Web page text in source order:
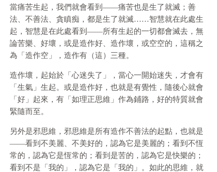
當痛苦生起，我們就會看到——痛苦也是生了就滅；善
法、不善法、貪瞋痴，都是生了就滅……智慧就在此處生
起，智慧是在此處看到——所有生起的一切都會滅去，無
論苦樂、好壞，或是造作好、造作壞，或空空的，這稱之
為「造作空」，造作有（這）三種。
造作壞，起始於「心迷失了」，當心一開始迷失，才會有
「生氣」生起。或是造作好，也就是有覺性，隨後心就會
「好」起來，有「如理正思維」作為鋪路，好的特質就會
緊隨而至。
另外是邪思維，邪思維是所有造作不善法的起點，也就是
——看到不美麗、不美好的，認為它是美麗的；看到不恆
常的，認為它是恆常的；看到是苦的，認為它是快樂的；
看到不是「我的」，認為它是「我的」。如此的思維，就